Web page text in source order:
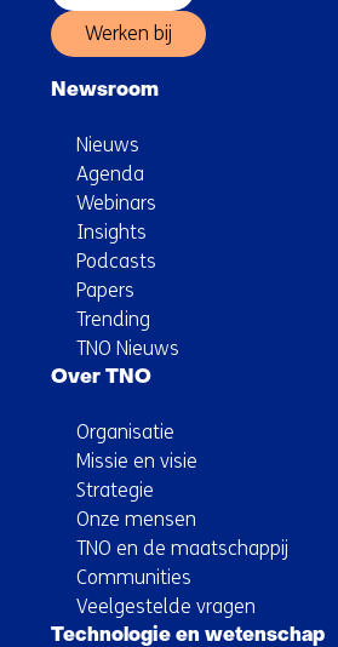
Werken bij
Newsroom
Nieuws
Agenda
Webinars
Insights
Podcasts
Papers
Trending
TNO Nieuws
Over TNO
Organisatie
Missie en visie
Strategie
Onze mensen
TNO en de maatschappij
Communities
Veelgestelde vragen
Technologie en wetenschap